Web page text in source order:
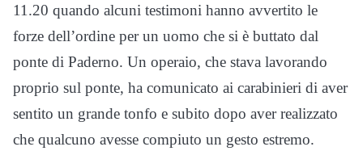
11.20 quando alcuni testimoni hanno avvertito le
forze dell’ordine per un uomo che si è buttato dal
ponte di Paderno. Un operaio, che stava lavorando
proprio sul ponte, ha comunicato ai carabinieri di aver
sentito un grande tonfo e subito dopo aver realizzato
che qualcuno avesse compiuto un gesto estremo.